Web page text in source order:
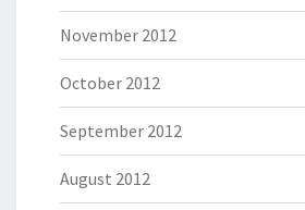
November 2012
October 2012
September 2012
August 2012